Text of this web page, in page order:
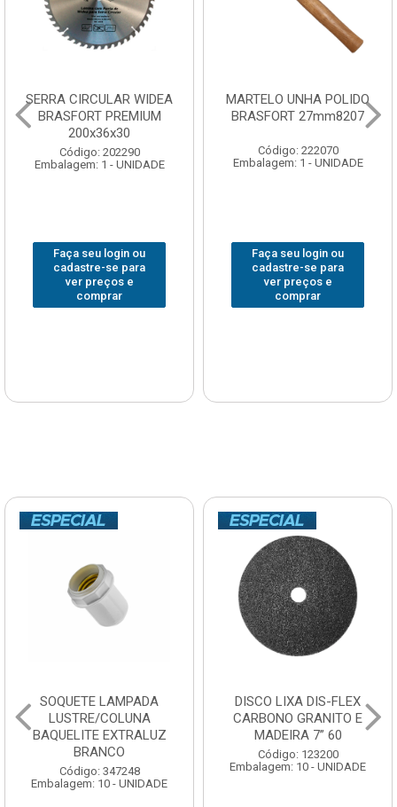
SERRA CIRCULAR WIDEA
BRASFORT PREMIUM
200x36x30
Código: 202290
Embalagem: 1 - UNIDADE
Faça seu login ou
cadastre-se para
ver preços e
comprar
MARTELO UNHA POLIDO
BRASFORT 27mm8207
Código: 222070
Embalagem: 1 - UNIDADE
Faça seu login ou
cadastre-se para
ver preços e
comprar
SOQUETE LAMPADA
LUSTRE/COLUNA
BAQUELITE EXTRALUZ
BRANCO
Código: 347248
Embalagem: 10 - UNIDADE
DISCO LIXA DIS-FLEX
CARBONO GRANITO E
MADEIRA 7” 60
Código: 123200
Embalagem: 10 - UNIDADE